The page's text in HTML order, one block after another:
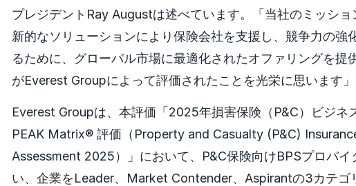
プレジデントRay Augustは述べています。「当社のミッシ
新的なソリューションにより保険会社を支援し、競争力の強
るために、グローバル市場に最適化されたオファリングを提
がEverest Groupによって評価されたことを光栄に思います」
Everest Groupは、本評価「2025年損害保険（P&C）ビジネ
PEAK Matrix® 評価（Property and Casualty (P&C)
Assessment 2025）」において、P&C保険向けBPSプロバ
い、企業をLeader、Market Contender、Aspirantの3カテゴ